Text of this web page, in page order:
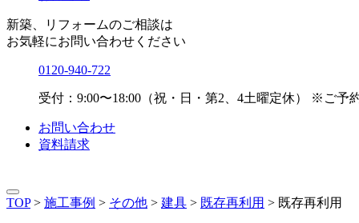
新築、リフォームのご相談は
お気軽にお問い合わせください
0120-940-722
受付：9:00〜18:00（祝・日・第2、4土曜定休） ※ご予
お問い合わせ
資料請求
TOP > 施工事例 > その他 > 建具 > 既存再利用 > 既存再利用